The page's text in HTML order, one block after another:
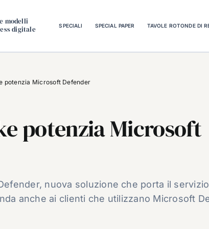
modelli
digitale
SPECIALI SPECIAL PAPER TAVOLE ROTONDE DI
potenzia Microsoft Defender
potenzia Microsoft
nuova soluzione che porta il
anche ai clienti che utilizzano Microsoft